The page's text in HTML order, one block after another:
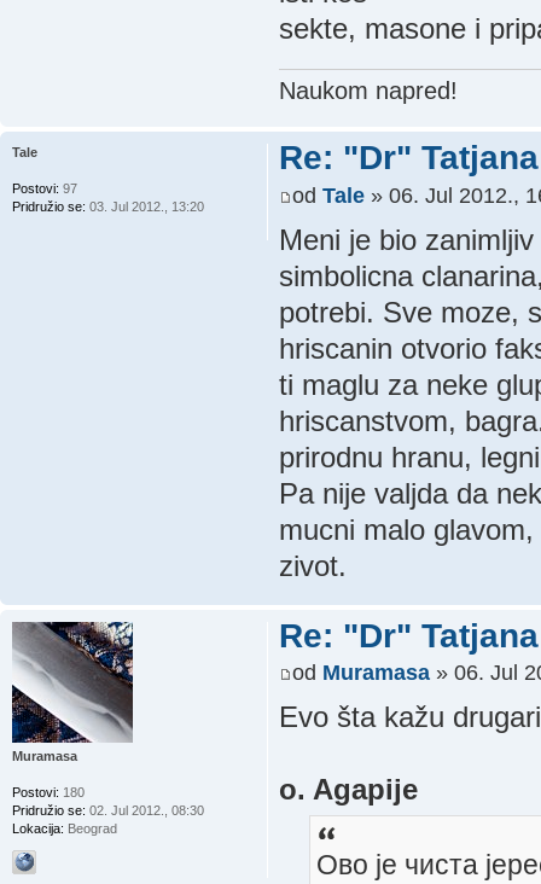
sekte, masone i
Naukom napred!
Re: "Dr"
od Tale» 06. Jul 2012.,
Meni je bio
simbolicna
potrebi. Sve moze,
hriscanin otvorio
ti maglu za neke
hriscanstvom,
prirodnu hranu,
Pa nije valjda da
mucni malo
zivot.
Tale
Postovi: 97
Pridružio se: 03. Jul 2012., 13:20
Re: "Dr"
od Muramasa» 06. Jul
Evo šta kažu
o. Agapije
Ово је чиста
Muramasa
Postovi: 180
Pridružio se: 02. Jul 2012., 08:30
Lokacija: Beograd